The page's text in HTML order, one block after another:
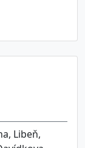
Libeň,